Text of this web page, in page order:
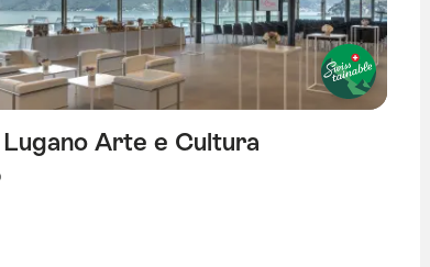
Arte e Cultura